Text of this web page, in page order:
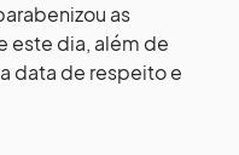
as
este dia, além de
data de respeito e